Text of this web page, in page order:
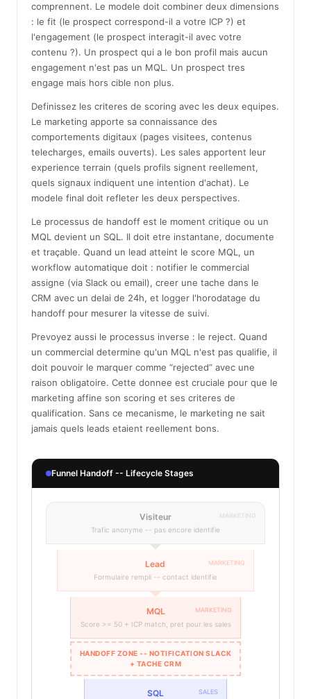
comprennent. Le modele doit combiner deux dimensions
: le fit (le prospect correspond-il a votre ICP ?) et
l'engagement (le prospect interagit-il avec votre
contenu ?). Un prospect qui a le bon profil mais aucun
engagement n'est pas un MQL. Un prospect tres
engage mais hors cible non plus.
Definissez les criteres de scoring avec les deux equipes.
Le marketing apporte sa connaissance des
comportements digitaux (pages visitees, contenus
telecharges, emails ouverts). Les sales apportent leur
experience terrain (quels profils signent reellement,
quels signaux indiquent une intention d'achat). Le
modele final doit refleter les deux perspectives.
Le processus de handoff est le moment critique ou un
MQL devient un SQL. Il doit etre instantane, documente
et traçable. Quand un lead atteint le score MQL, un
workflow automatique doit : notifier le commercial
assigne (via Slack ou email), creer une tache dans le
CRM avec un delai de 24h, et logger l'horodatage du
handoff pour mesurer la vitesse de suivi.
Prevoyez aussi le processus inverse : le reject. Quand
un commercial determine qu'un MQL n'est pas qualifie, il
doit pouvoir le marquer comme “rejected” avec une
raison obligatoire. Cette donnee est cruciale pour que le
marketing affine son scoring et ses criteres de
qualification. Sans ce mecanisme, le marketing ne sait
jamais quels leads etaient reellement bons.
Funnel Handoff -- Lifecycle Stages
Visiteur
Trafic anonyme -- pas encore identifie
MARKETING
Lead
Formulaire rempli -- contact identifie
MARKETING
MQL
Score >= 50 + ICP match, pret pour les sales
MARKETING
HANDOFF ZONE -- NOTIFICATION SLACK
+ TACHE CRM
SQL SALES